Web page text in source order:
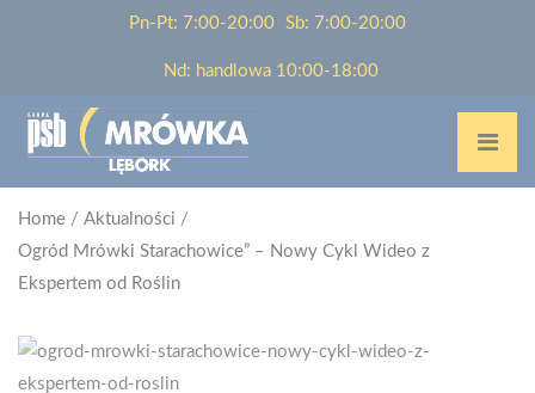
Pn-Pt: 7:00-20:00 Sb: 7:00-20:00
Nd: handlowa 10:00-18:00
Home / Aktualności /
Ogród Mrówki Starachowice” – Nowy Cykl Wideo z
Ekspertem od Roślin